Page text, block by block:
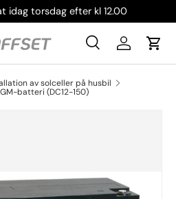
idag torsdag efter kl 12.00
Sök Logga in
av solceller på husbil
batteri (DC12-150)